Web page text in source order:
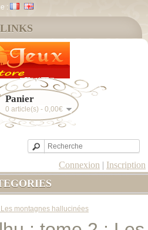
:
Panier
0 article(s) - 0,00€
Connexion | Inscription
LINKS
montagnes hallucinées